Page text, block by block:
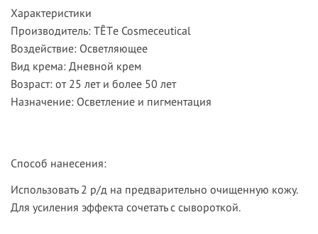
Характеристики
Производитель: TÊTе Cosmeceutical
Воздействие: Осветляющее
Вид крема: Дневной крем
Возраст: от 25 лет и более 50 лет
Назначение: Осветление и пигментация
Способ нанесения:
Использовать 2 р/д на предварительно очищенную кожу.
Для усиления эффекта сочетать с сывороткой.